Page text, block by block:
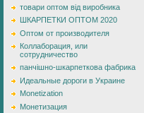
товари оптом від виробника
ШКАРПЕТКИ ОПТОМ 2020
Оптом от производителя
Коллаборация, или
сотрудничество
панчішно-шкарпеткова фабрика
Идеальные дороги в Украине
Monetization
Монетизация